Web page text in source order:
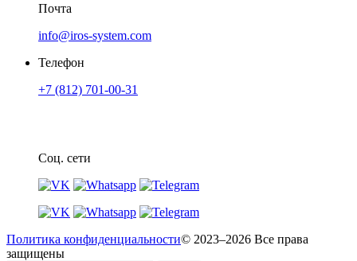
Почта
info@iros-system.com
Телефон
+7 (812) 701-00-31
Соц. сети
Политика конфиденциальности© 2023–2026 Все права
защищены